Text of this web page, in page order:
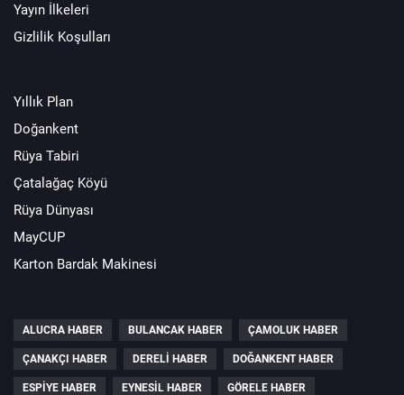
Yayın İlkeleri
Gizlilik Koşulları
Yıllık Plan
Doğankent
Rüya Tabiri
Çatalağaç Köyü
Rüya Dünyası
MayCUP
Karton Bardak Makinesi
ALUCRA HABER BULANCAK HABER ÇAMOLUK HABER
ÇANAKÇI HABER DERELI HABER DOĞANKENT HABER
ESPIYE HABER EYNESIL HABER GÖRELE HABER